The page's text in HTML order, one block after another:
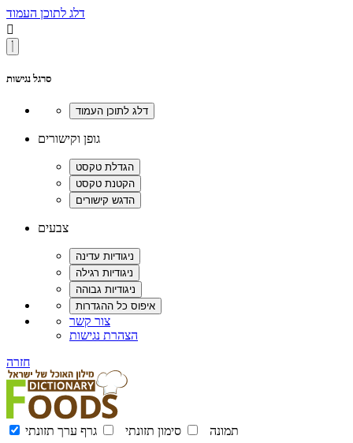
דלג לתוכן העמוד

סרגל נגישות
גופן וקישורים
צבעים
צור קשר
הצהרת נגישות
חזרה
תמונה סימון תזונתי גרף ערך תזונתי